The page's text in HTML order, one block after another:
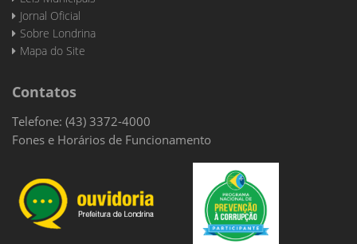
Jornal Oficial
Sobre Londrina
Mapa do Site
Contatos
Telefone: (43) 3372-4000
Fones e Horários de Funcionamento